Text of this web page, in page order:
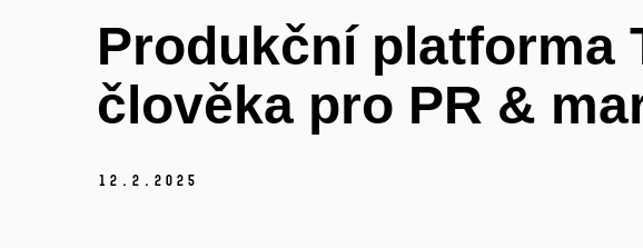
Produkční platforma
člověka pro PR &
12. 2. 2025